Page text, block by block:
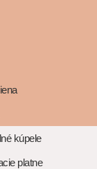
kúpele
platne